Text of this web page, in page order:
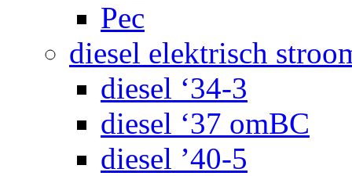
Pec
diesel elektrisch
diesel ‘34-3
diesel ‘37 omBC
diesel ’40-5